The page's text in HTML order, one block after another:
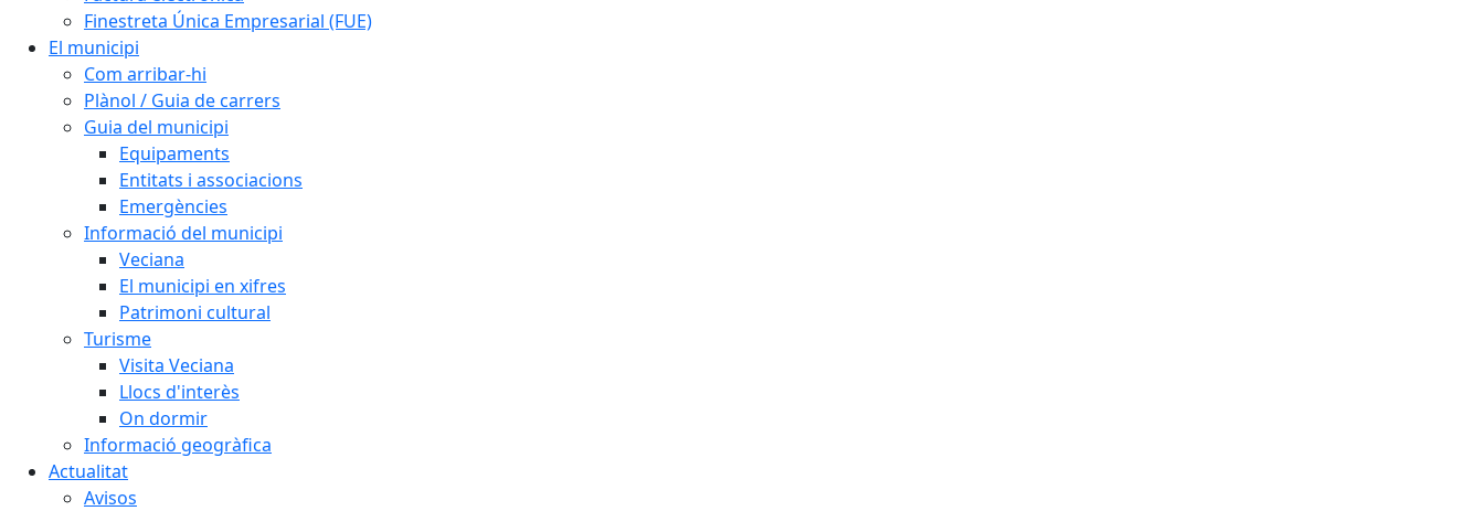
Finestreta Única Empresarial (FUE)
El municipi
Com arribar-hi
Plànol / Guia de carrers
Guia del municipi
Equipaments
Entitats i associacions
Emergències
Informació del municipi
Veciana
El municipi en xifres
Patrimoni cultural
Turisme
Visita Veciana
Llocs d'interès
On dormir
Informació geogràfica
Actualitat
Avisos